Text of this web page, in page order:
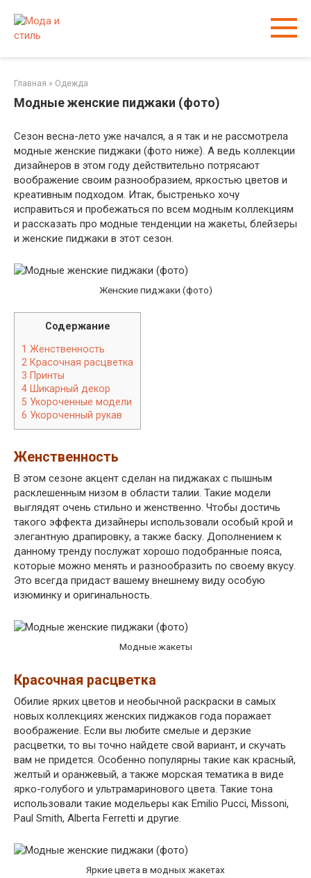
контенту
Главная » Одежда
Модные женские пиджаки (фото)
Сезон весна-лето уже начался, а я так и не рассмотрела
модные женские пиджаки (фото ниже). А ведь коллекции
дизайнеров в этом году действительно потрясают
воображение своим разнообразием, яркостью цветов и
креативным подходом. Итак, быстренько хочу
исправиться и пробежаться по всем модным коллекциям
и рассказать про модные тенденции на жакеты, блейзеры
и женские пиджаки в этот сезон.
Женские пиджаки (фото)
Содержание
1 Женственность
2 Красочная расцветка
3 Принты
4 Шикарный декор
5 Укороченные модели
6 Укороченный рукав
Женственность
В этом сезоне акцент сделан на пиджаках с пышным
расклешенным низом в области талии. Такие модели
выглядят очень стильно и женственно. Чтобы достичь
такого эффекта дизайнеры использовали особый крой и
элегантную драпировку, а также баску. Дополнением к
данному тренду послужат хорошо подобранные пояса,
которые можно менять и разнообразить по своему вкусу.
Это всегда придаст вашему внешнему виду особую
изюминку и оригинальность.
Модные жакеты
Красочная расцветка
Обилие ярких цветов и необычной раскраски в самых
новых коллекциях женских пиджаков года поражает
воображение. Если вы любите смелые и дерзкие
расцветки, то вы точно найдете свой вариант, и скучать
вам не придется. Особенно популярны такие как красный,
желтый и оранжевый, а также морская тематика в виде
ярко-голубого и ультрамаринового цвета. Такие тона
использовали такие модельеры как Emilio Pucci, Missoni,
Paul Smith, Alberta Ferretti и другие.
Яркие цвета в модных жакетах